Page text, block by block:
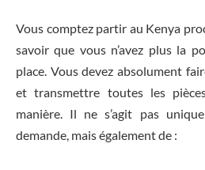
Vous comptez partir au Kenya
savoir que vous n’avez plus la
place. Vous devez absolument
et transmettre toutes les
manière. Il ne s’agit pas
demande, mais également de :